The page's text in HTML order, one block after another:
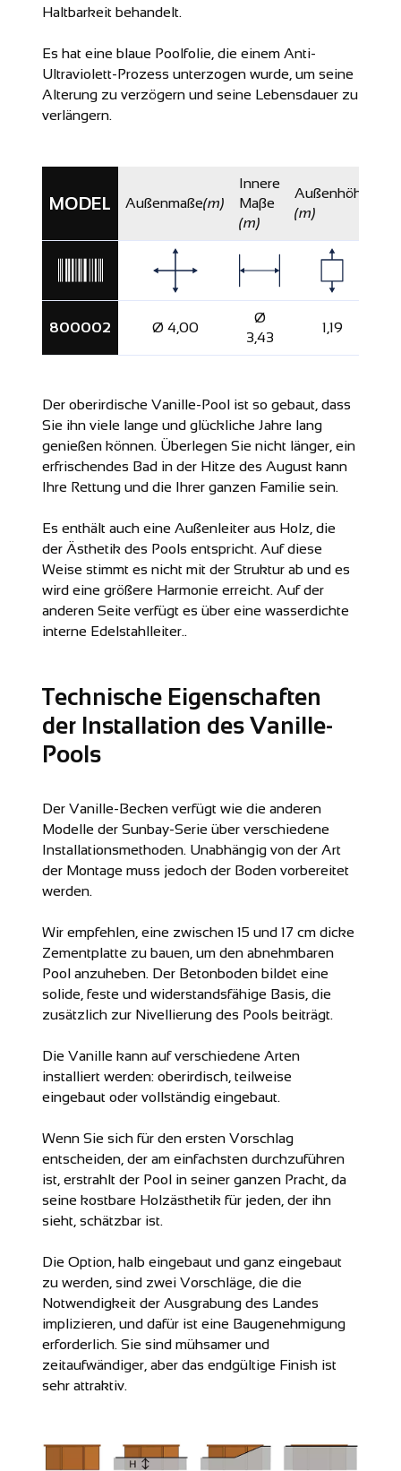
Haltbarkeit behandelt.
Es hat eine blaue Poolfolie, die einem Anti-
Ultraviolett-Prozess unterzogen wurde, um seine
Alterung zu verzögern und seine Lebensdauer zu
verlängern.
MODEL Außenmaße(m)
Innere
Maβe
(m)
Außenhöhe
(m)
800002 Ø 4,00
Ø
3,43
1,19
Der oberirdische Vanille-Pool ist so gebaut, dass
Sie ihn viele lange und glückliche Jahre lang
genießen können. Überlegen Sie nicht länger, ein
erfrischendes Bad in der Hitze des August kann
Ihre Rettung und die Ihrer ganzen Familie sein.
Es enthält auch eine Außenleiter aus Holz, die
der Ästhetik des Pools entspricht. Auf diese
Weise stimmt es nicht mit der Struktur ab und es
wird eine größere Harmonie erreicht. Auf der
anderen Seite verfügt es über eine wasserdichte
interne Edelstahlleiter..
Technische Eigenschaften
der Installation des Vanille-
Pools
Der Vanille-Becken verfügt wie die anderen
Modelle der Sunbay-Serie über verschiedene
Installationsmethoden. Unabhängig von der Art
der Montage muss jedoch der Boden vorbereitet
werden.
Wir empfehlen, eine zwischen 15 und 17 cm dicke
Zementplatte zu bauen, um den abnehmbaren
Pool anzuheben. Der Betonboden bildet eine
solide, feste und widerstandsfähige Basis, die
zusätzlich zur Nivellierung des Pools beiträgt.
Die Vanille kann aufverschiedene Arten
installiert werden: oberirdisch, teilweise
eingebaut oder vollständig eingebaut.
Wenn Sie sich für den ersten Vorschlag
entscheiden, der am einfachsten durchzuführen
ist, erstrahlt der Pool in seiner ganzen Pracht, da
seine kostbare Holzästhetik für jeden, der ihn
sieht, schätzbar ist.
Die Option, halb eingebaut und ganz eingebaut
zu werden, sind zwei Vorschläge, die die
Notwendigkeit der Ausgrabung des Landes
implizieren, und dafür ist eine Baugenehmigung
erforderlich. Sie sind mühsamer und
zeitaufwändiger, aber das endgültige Finish ist
sehr attraktiv.